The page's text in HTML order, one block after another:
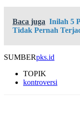
Baca juga Inilah 5
Tidak Pernah
SUMBERpks.id
TOPIK
kontroversi